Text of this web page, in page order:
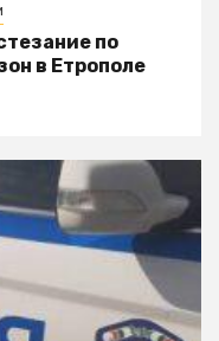
по
в Етрополе